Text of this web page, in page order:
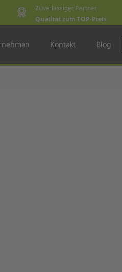
Zuverlässiger Partner
Qualität zum TOP-Preis
Kontakt Blog